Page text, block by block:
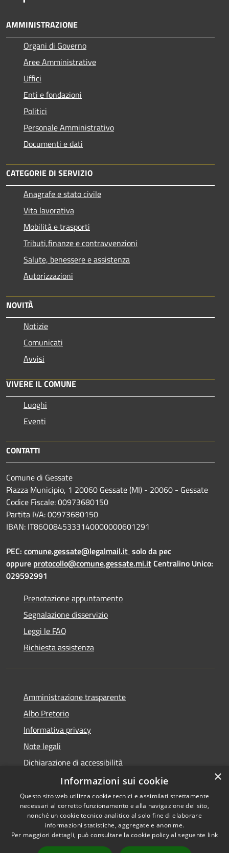
AMMINISTRAZIONE
Organi di Governo
Aree Amministrative
Uffici
Enti e fondazioni
Politici
Personale Amministrativo
Documenti e dati
CATEGORIE DI SERVIZIO
Anagrafe e stato civile
Vita lavorativa
Mobilità e trasporti
Tributi,finanze e contravvenzioni
Salute, benessere e assistenza
Autorizzazioni
NOVITÀ
Notizie
Comunicati
Avvisi
VIVERE IL COMUNE
Luoghi
Eventi
CONTATTI
Comune di Gessate
Piazza Municipio, 1 20060 Gessate (MI) - 20060 - Gessate
Codice Fiscale: 00973680150
Partita IVA: 00973680150
IBAN: IT86O0845333140000000601291
PEC: comune.gessate@legalmail.it solo da pec
oppure protocollo@comune.gessate.mi.itCentralino Unico:
029592991
Prenotazione appuntamento
Segnalazione disservizio
Leggi le FAQ
Richiesta assistenza
Amministrazione trasparente
Albo Pretorio
Informativa privacy
Note legali
Dichiarazione di accessibilità
Dichiarazione di accessibilità dal 2025
RSS
Accessibilità
Copyright © 2026 • Comune di
Gessate • Powered by
×
Informazioni sui cookie
Questo sito web utilizza cookie tecnici e assimilati strettamente
necessari al corretto funzionamento e alla navigazione del sito,
nonché un cookie tecnico analitico al solo fine di elaborare
informazioni statistiche, aggregate e anonime.
Per maggiori dettagli, può consultare la cookie policy al seguente link